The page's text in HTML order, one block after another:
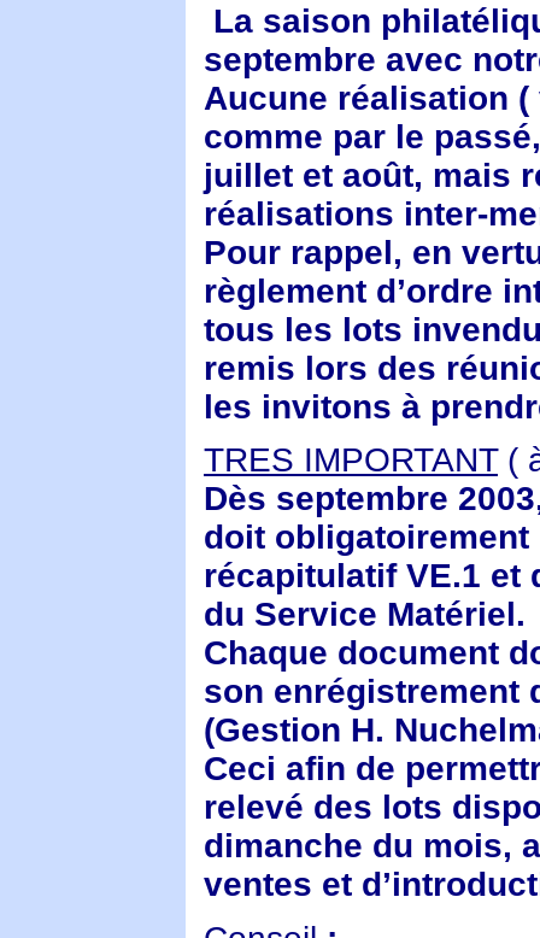
La saison
septembre avec
Aucune réalisation (
comme par le
juillet et août, mais
réalisations inter-
Pour rappel, en
règlement d’ordre
tous les lots
remis lors des
les invitons à
TRES IMPORTANT(
Dès septembre
doit obligatoirement
récapitulatif VE.1 et
du Service Matériel.
Chaque document
son enrégistrement
(Gestion H.
Ceci afin de
relevé des lots
dimanche du mois,
ventes et